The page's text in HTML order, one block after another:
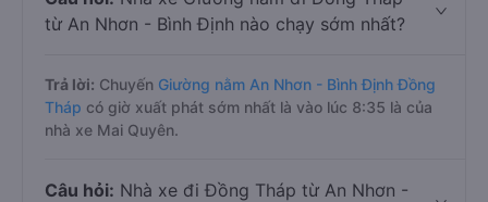
từ An Nhơn - Bình Định nào chạy sớm nhất?
Trả lời: Chuyến Giường nằm An Nhơn - Bình Định Đồng
Tháp có giờ xuất phát sớm nhất là vào lúc 8:35 là của
nhà xe Mai Quyên.
Câu hỏi: Nhà xe đi Đồng Tháp từ An Nhơn -